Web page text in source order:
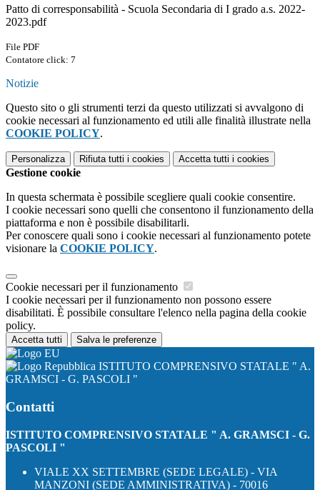
Patto di corresponsabilità - Scuola Secondaria di I grado a.s. 2022-
2023.pdf
File PDF
Contatore click: 7
Notizie
Questo sito o gli strumenti terzi da questo utilizzati si avvalgono di
cookie necessari al funzionamento ed utili alle finalità illustrate nella
COOKIE POLICY.
Personalizza Rifiuta tutti i cookies Accetta tutti i cookies
Gestione cookie
In questa schermata è possibile scegliere quali cookie consentire.
I cookie necessari sono quelli che consentono il funzionamento della
piattaforma e non è possibile disabilitarli.
Per conoscere quali sono i cookie necessari al funzionamento potete
visionare la COOKIE POLICY.
Cookie necessari per il funzionamento
I cookie necessari per il funzionamento non possono essere
disabilitati. È possibile consultare l'elenco nella pagina della cookie
policy.
Accetta tutti Salva le preferenze
ISTITUTO COMPRENSIVO STATALE " A.
GRAMSCI - G. PASCOLI "
Contatti
ISTITUTO COMPRENSIVO STATALE " A. GRAMSCI - G.
PASCOLI "
VIALE XX SETTEMBRE (SEDE LEGALE) - VIA
MANZONI (SEDE AMMINISTRATIVA) - 70016